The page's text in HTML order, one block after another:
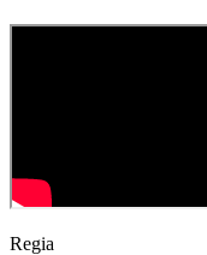
Regia